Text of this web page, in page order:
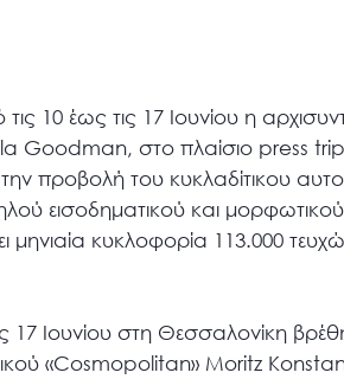
10 έως τις 17 Ιουνίου η
Goodman, στο πλαίσιο press
την προβολή του κυκλαδίτικου
εισοδηματικού και μορφωτικού
μηνιαία κυκλοφορία 113.000
17 Ιουνίου στη Θεσσαλονίκη
«Cosmopolitan» Moritz